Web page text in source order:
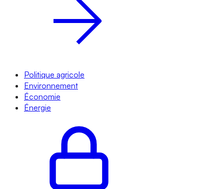
Politique agricole
Environnement
Économie
Énergie